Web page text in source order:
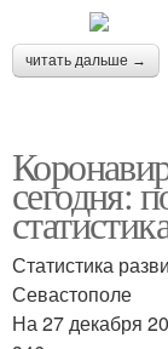
читать дальше →
сегодня:
Статистика
Севастополе
На 27 декабря